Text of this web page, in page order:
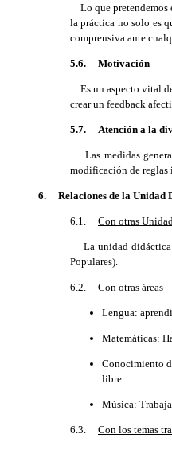
Lo que pretendemos
la práctica no solo es
comprensiva ante
5.6. Motivación
Es un aspecto vital
crear un feedback
5.7. Atención a la
Las medidas
modificación de reglas
6. Relaciones de la Unidad
6.1. Con otras
La unidad didáctica
Populares).
6.2. Con otras áreas
Lengua:
Matemáticas:
Conocimiento
libre.
Música:
6.3. Con los temas